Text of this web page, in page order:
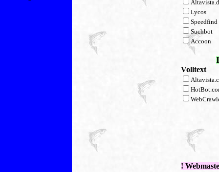
Lycos
Speedfind
Suchbot
Accoon
Volltext
!